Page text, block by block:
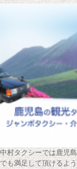
中村タクシーでは鹿児
でも満足して頂けるよ